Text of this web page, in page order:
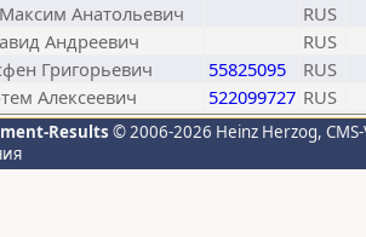
Анатольевич
RUS
Андреевич
RUS
Григорьевич 55825095
RUS
Алексеевич 522099727 RUS
Results © 2006-2026 Heinz Herzog,